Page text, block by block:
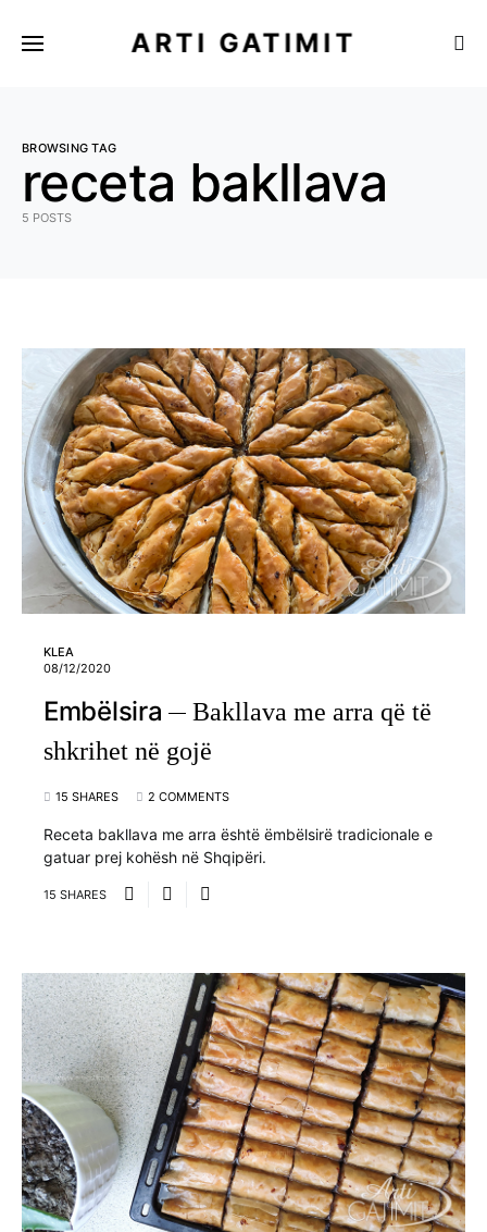
ARTI GATIMIT
BROWSING TAG
receta bakllava
5 POSTS
KLEA
08/12/2020
Embëlsira
Bakllava me arra që të
shkrihet në gojë
15 SHARES 2 COMMENTS
Receta bakllava me arra është ëmbëlsirë tradicionale e
gatuar prej kohësh në Shqipëri.
15 SHARES